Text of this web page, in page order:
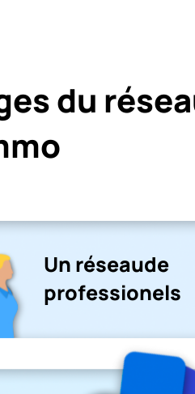
du
Un réseaude
professionels